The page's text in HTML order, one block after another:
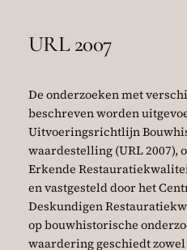
URL 2007
De onderzoeken met
beschreven worden
Uitvoeringsrichtlijn
waardestelling (URL 2007),
Erkende
en vastgesteld door het
Deskundigen
op bouwhistorische
waardering geschiedt